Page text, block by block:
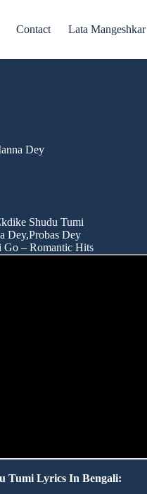
Contact Lata Mangeshkar
Dey
Shudu Tumi
Dey,Probas Dey
Go – Romantic Hits
Tumi Lyrics In Bengali: